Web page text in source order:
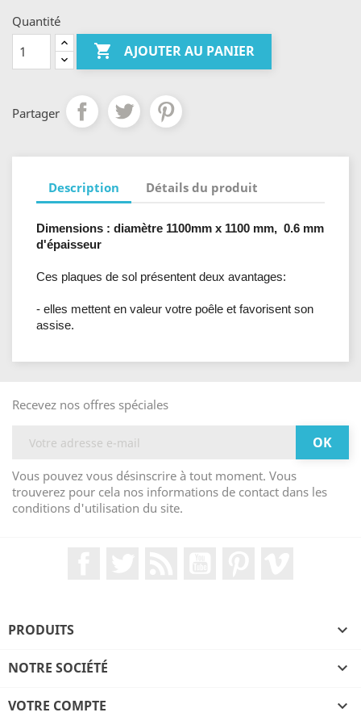
Quantité
 AJOUTER AU PANIER
Partager
Description Détails du produit
Dimensions : diamètre 1100mm x 1100 mm, 0.6 mm
d'épaisseur
Ces plaques de sol présentent deux avantages:
- elles mettent en valeur votre poêle et favorisent son
assise.
Recevez nos offres spéciales
Vous pouvez vous désinscrire à tout moment. Vous
trouverez pour cela nos informations de contact dans les
conditions d'utilisation du site.
PRODUITS 
NOTRE SOCIÉTÉ 
VOTRE COMPTE 